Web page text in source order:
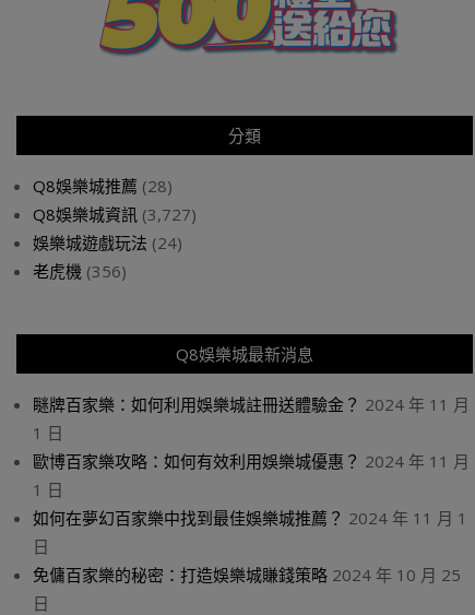
分類
Q8娛樂城推薦 (28)
Q8娛樂城資訊 (3,727)
娛樂城遊戲玩法 (24)
老虎機 (356)
Q8娛樂城最新消息
瞇牌百家樂：如何利用娛樂城註冊送體驗金？ 2024 年 11 月
1 日
歐博百家樂攻略：如何有效利用娛樂城優惠？ 2024 年 11 月
1 日
如何在夢幻百家樂中找到最佳娛樂城推薦？ 2024 年 11 月 1
日
免傭百家樂的秘密：打造娛樂城賺錢策略 2024 年 10 月 25
日